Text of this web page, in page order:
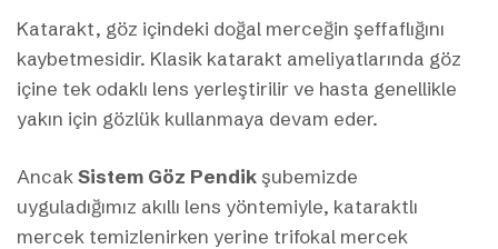
Katarakt, göz içindeki doğal merceğin şeffaflığını
kaybetmesidir. Klasik katarakt ameliyatlarında göz
içine tek odaklı lens yerleştirilir ve hasta genellikle
yakın için gözlük kullanmaya devam eder.
AncakSistem Göz Pendikşubemizde
uyguladığımız akıllı lens yöntemiyle, kataraktlı
mercek temizlenirken yerine trifokal mercek